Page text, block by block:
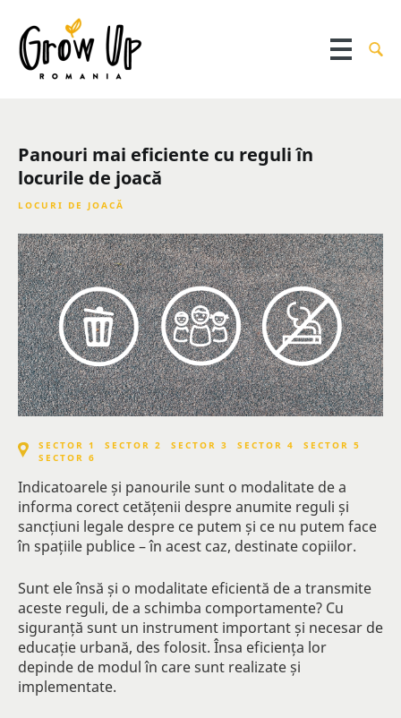
Panouri mai eficiente cu reguli în
locurile de joacă
LOCURI DE JOACĂ
SECTOR 1 SECTOR 2 SECTOR 3 SECTOR 4
SECTOR 5
SECTOR 6
Indicatoarele și panourile sunt o modalitate de a
informa corect cetățenii despre anumite reguli și
sancțiuni legale despre ce putem și ce nu putem face
în spațiile publice – în acest caz, destinate copiilor.
Sunt ele însă și o modalitate eficientă de a transmite
aceste reguli, de a schimba comportamente? Cu
siguranță sunt un instrument important și necesar de
educație urbană, des folosit. Însa eficiența lor
depinde de modul în care sunt realizate și
implementate.